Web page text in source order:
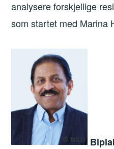
analysere forskjellige
som startet med Marina